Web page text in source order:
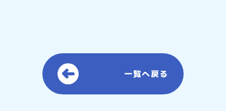
一覧へ戻る